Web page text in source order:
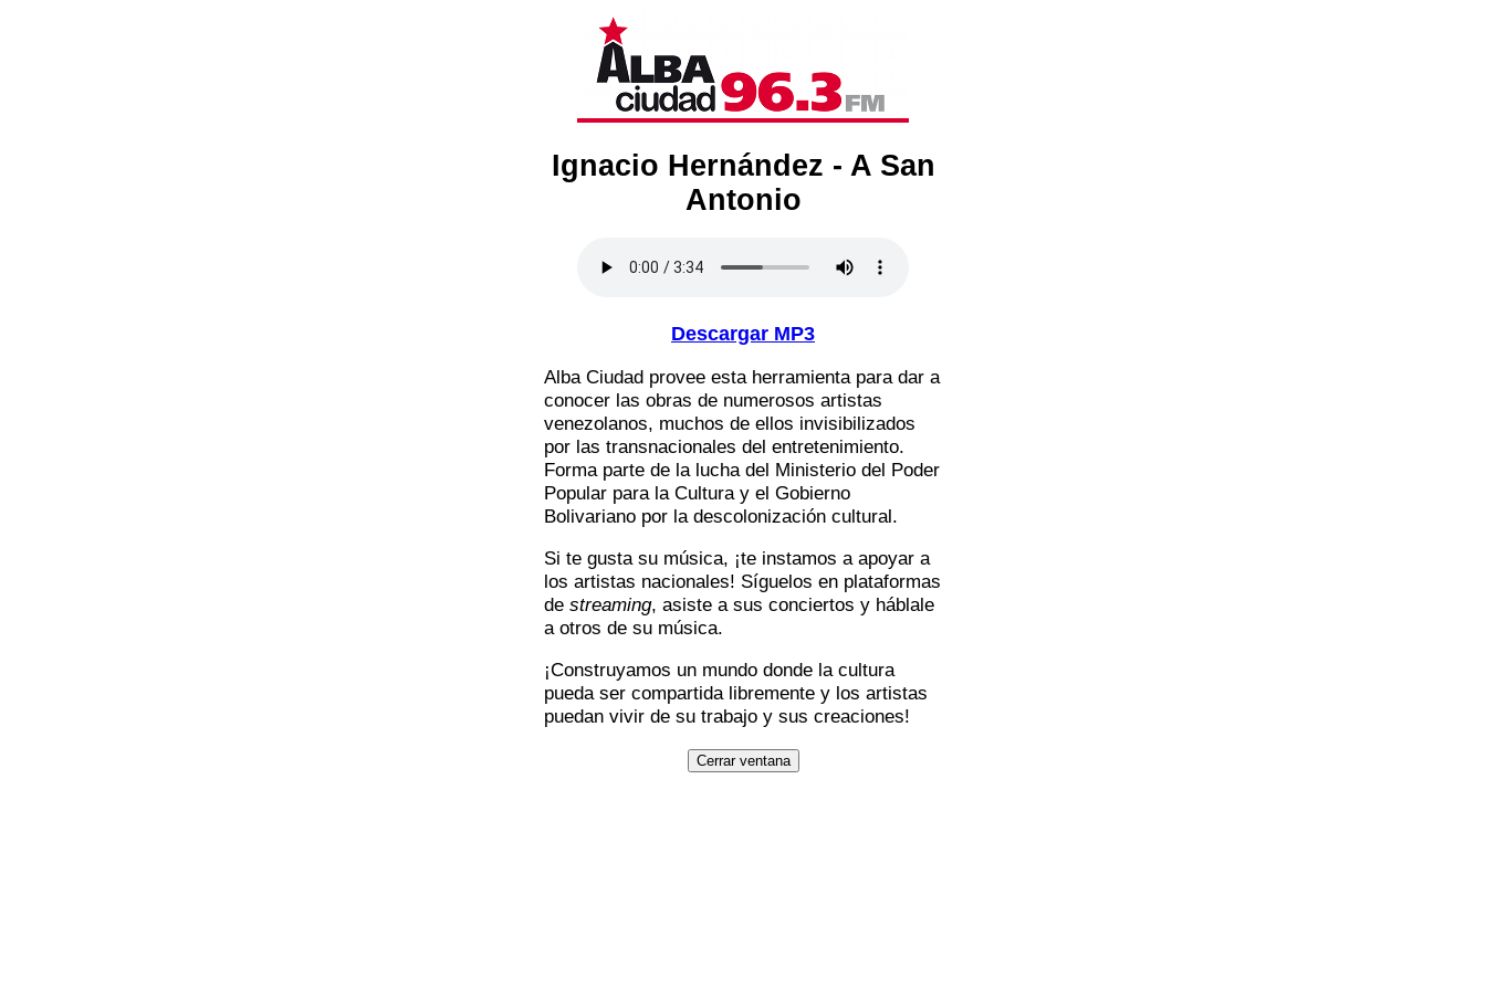
Ignacio Hernández - A San
Antonio
Descargar MP3
Alba Ciudad provee esta herramienta para dar a
conocer las obras de numerosos artistas
venezolanos, muchos de ellos invisibilizados
por las transnacionales del entretenimiento.
Forma parte de la lucha del Ministerio del Poder
Popular para la Cultura y el Gobierno
Bolivariano por la descolonización cultural.
Si te gusta su música, ¡te instamos a apoyar a
los artistas nacionales! Síguelos en plataformas
de streaming, asiste a sus conciertos y háblale
a otros de su música.
¡Construyamos un mundo donde la cultura
pueda ser compartida libremente y los artistas
puedan vivir de su trabajo y sus creaciones!